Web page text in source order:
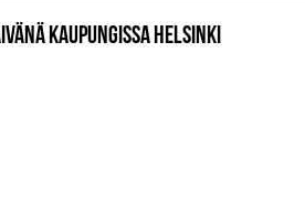
KAUPUNGISSA HELSINKI